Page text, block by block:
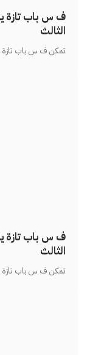
ف س باب تازة
الثالث
تمكن ف س باب
ف س باب تازة
الثالث
تمكن ف س باب